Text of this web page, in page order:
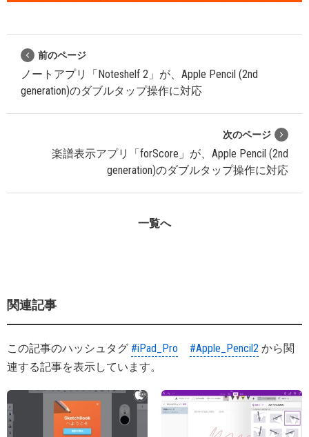
前のページ
ノートアプリ「Noteshelf 2」が、Apple Pencil (2nd
generation)のダブルタップ操作に対応
次のページ
楽譜表示アプリ「forScore」が、Apple Pencil (2nd
generation)のダブルタップ操作に対応
一覧へ
関連記事
この記事のハッシュタグ #iPad_Pro #Apple_Pencil2 から関
連する記事を表示しています。